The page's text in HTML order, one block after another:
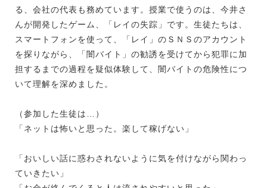
る、会社の代表も務めています。授業で使うのは、今井さ
んが開発したゲーム、「レイの失踪」です。生徒たちは、
スマートフォンを使って、「レイ」のＳＮＳのアカウント
を探りながら、「闇バイト」の勧誘を受けてから犯罪に加
担するまでの過程を疑似体験して、闇バイトの危険性につ
いて理解を深めました。
（参加した生徒は…）
「ネットは怖いと思った。楽して稼げない」
「おいしい話に惑わされないように気を付けながら関わっ
ていきたい」